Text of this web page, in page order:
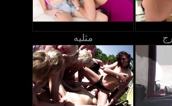
مثليه